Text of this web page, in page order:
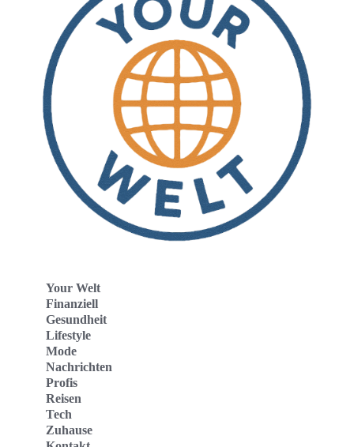
Your Welt
Finanziell
Gesundheit
Lifestyle
Mode
Nachrichten
Profis
Reisen
Tech
Zuhause